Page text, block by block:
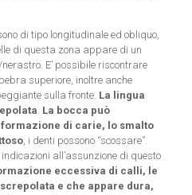
sono di tipo longitudinale ed obliquo,
di questa zona appare di un
E’ possibile riscontrare
superiore, inoltre anche
sulla fronte. La lingua
La bocca può
di carie, lo smalto
, i denti possono “scossare”.
all’assunzione di questo
eccessiva di calli, le
e che appare dura,